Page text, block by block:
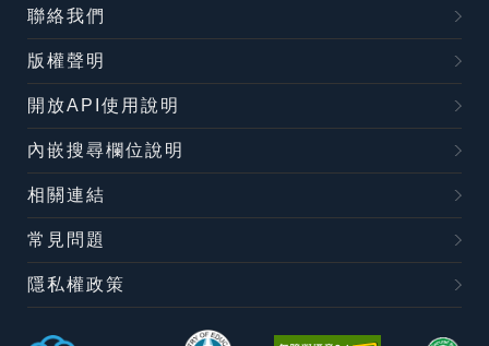
聯絡我們
版權聲明
開放API使用說明
內嵌搜尋欄位說明
相關連結
常見問題
隱私權政策